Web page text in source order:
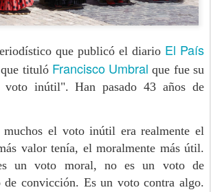
que publicó el diario El País
tituló Francisco Umbral que fue su
inútil". Han pasado 43 años de
muchos el voto inútil era realmente el
valor tenía, el moralmente más útil.
un voto moral, no es un voto de
de convicción. Es un voto contra algo.